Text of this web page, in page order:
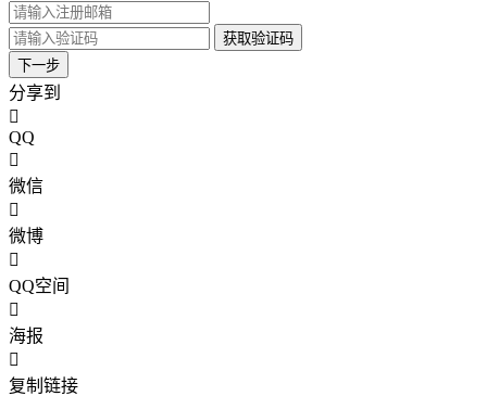
获取验证码
下一步
分享到
QQ
微信
微博
QQ空间
海报
复制链接